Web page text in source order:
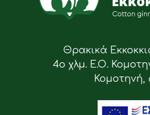
Θρακικά
4ο χλμ. Ε.Ο.
Κομοτηνή,